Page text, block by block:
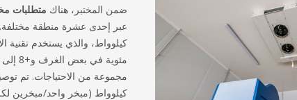
ضمن المختبر، هناك متطلبات
كيلوواط (مبخر واحد/مبخرين